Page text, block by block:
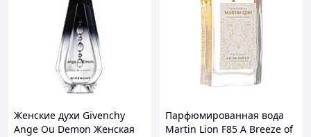
Женские духи Givenchy
Ange Ou Demon Женская
Парфюмированная вода
Martin Lion F85 A Breeze of